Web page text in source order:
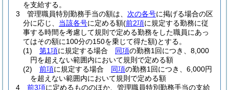
を支給する。
3
管理職員特別勤務手当の額は、 次の各号に掲げる場合の区
分に応じ、 当該各号に定める額(前2項に規定する勤務に従
事する時間を考慮して規則で定める勤務をした職員にあっ
てはその額に100分の150を乗じて得た額)とする。
(1)
第1項に規定する場合 同項の勤務1回につき、8,000
円を超えない範囲内において規則で定める額
(2)
前項に規定する場合 同項の勤務1回につき、6,000円
を超えない範囲内において規則で定める額
4
前3項に定めるもののほか、管理職員特別勤務手当の支給